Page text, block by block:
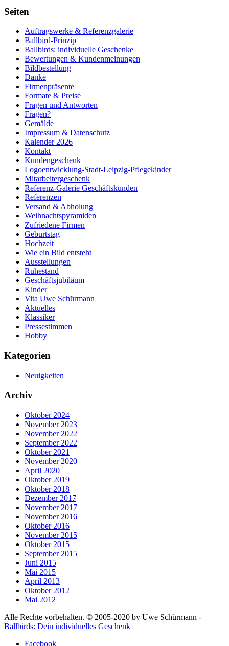
Seiten
Auftragswerke & Referenzgalerie
Ballbird-Prinzip
Ballbirds: individuelle Geschenke
Bewertungen & Kundenmeinungen
Bildbestellung
Danke
Firmenpräsente
Formate & Preise
Fragen und Antworten
Fragen?
Gemälde
Impressum & Datenschutz
Kalender 2026
Kontakt
Kundengeschenk
Logoentwicklung-Stadt-Leipzig-Pflegekinder
Mitarbeitergeschenk
Referenz-Galerie Geschäftskunden
Referenzen
Versand & Abholung
Weihnachtspyramiden
Zufriedene Firmen
Geburtstag
Hochzeit
Wie ein Bild entsteht
Ausstellungen
Ruhestand
Geschäftsjubiläum
Kinder
Vita Uwe Schürmann
Aktuelles
Klassiker
Pressestimmen
Hobby
Kategorien
Neuigkeiten
Archiv
Oktober 2024
November 2023
November 2022
September 2022
Oktober 2021
November 2020
April 2020
Oktober 2019
Oktober 2018
Dezember 2017
November 2017
November 2016
Oktober 2016
November 2015
Oktober 2015
September 2015
Juni 2015
Mai 2015
April 2013
Oktober 2012
Mai 2012
Alle Rechte vorbehalten. © 2005-2020 by Uwe Schürmann -
Ballbirds: Dein individuelles Geschenk
Facebook